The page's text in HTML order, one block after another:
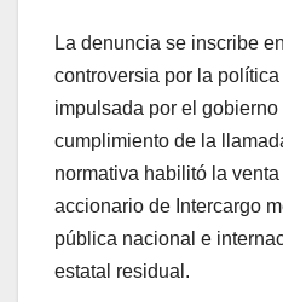
La denuncia se inscribe
controversia por la
impulsada por el
cumplimiento de la
normativa habilitó la
accionario de Intercargo
pública nacional e
estatal residual.